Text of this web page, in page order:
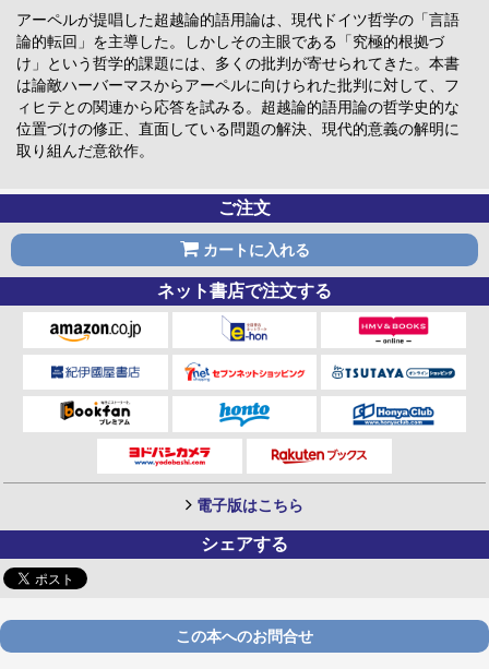
アーペルが提唱した超越論的語用論は、現代ドイツ哲学の「言語
論的転回」を主導した。しかしその主眼である「究極的根拠づ
け」という哲学的課題には、多くの批判が寄せられてきた。本書
は論敵ハーバーマスからアーペルに向けられた批判に対して、フ
ィヒテとの関連から応答を試みる。超越論的語用論の哲学史的な
位置づけの修正、直面している問題の解決、現代的意義の解明に
取り組んだ意欲作。
ご注文
カートに入れる
ネット書店で注文する
電子版はこちら
シェアする
この本へのお問合せ